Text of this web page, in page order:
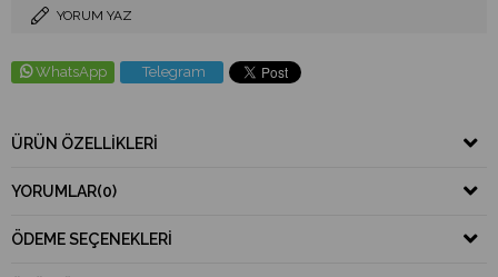
YORUM YAZ
WhatsApp Telegram
ÜRÜN ÖZELLIKLERI
YORUMLAR(0)
ÖDEME SEÇENEKLERI